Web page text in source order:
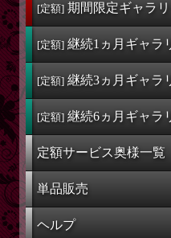
[定額] 継続1カ月ギャラリー
[定額] 継続3カ月ギャラリー
[定額] 継続6カ月ギャラリー
定額奥様一覧
単品販売
ヘルプ
お問い合わせ
[定額] 期間限定ギャラ
[定額] 継続1ヵ月 ギャラ
[定額] 継続3ヵ月 ギャラ
[定額] 継続6ヵ月 ギャラ
定額サービス奥様一覧
単品販売
ヘルプ